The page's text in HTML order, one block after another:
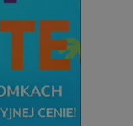
korzystanie z podstawowych
kontem. Bez
internetowej.
Provider